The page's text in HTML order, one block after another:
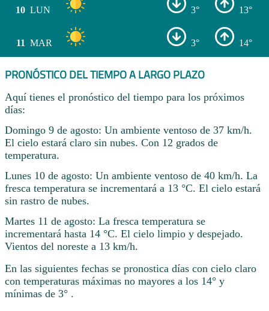
10 LUN 3° 13°
11 MAR 3° 14°
PRONÓSTICO DEL TIEMPO A LARGO PLAZO
Aquí tienes el pronóstico del tiempo para los próximos
días:
Domingo 9 de agosto: Un ambiente ventoso de 37 km/h.
El cielo estará claro sin nubes. Con 12 grados de
temperatura.
Lunes 10 de agosto: Un ambiente ventoso de 40 km/h. La
fresca temperatura se incrementará a 13 °C. El cielo estará
sin rastro de nubes.
Martes 11 de agosto: La fresca temperatura se
incrementará hasta 14 °C. El cielo limpio y despejado.
Vientos del noreste a 13 km/h.
En las siguientes fechas se pronostica días con cielo claro
con temperaturas máximas no mayores a los 14° y
mínimas de 3° .